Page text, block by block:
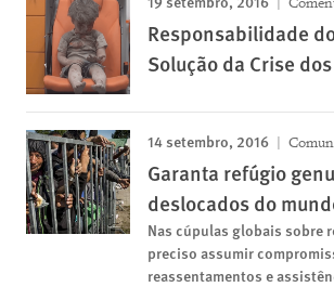
Responsabilidade
Solução da Crise
14 setembro, 2016
Garanta refúgio
deslocados do
Nas cúpulas globais sobre
preciso assumir
reassentamentos e